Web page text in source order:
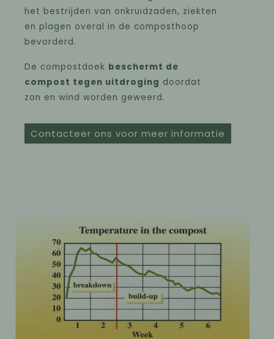
het bestrijden van onkruidzaden, ziekten
en plagen overal in de composthoop
bevorderd.
De compostdoek beschermt de
compost tegen uitdroging doordat
zon en wind worden geweerd.
Contacteer ons voor meer informatie